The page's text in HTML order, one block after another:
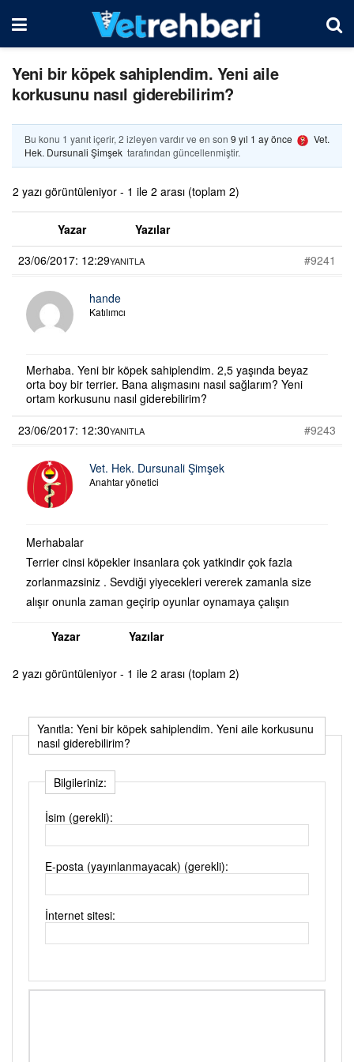
Yeni bir köpek sahiplendim. Yeni aile
korkusunu nasıl giderebilirim?
Bu konu 1 yanıt içerir, 2 izleyen vardır ve en son 9 yıl 1 ay önce
Vet.
Hek. Dursunali Şimşek tarafından güncellenmiştir.
2 yazı görüntüleniyor - 1 ile 2 arası (toplam 2)
Yazar
Yazılar
23/06/2017: 12:29
#9241
YANITLA
hande
Katılımcı
Merhaba. Yeni bir köpek sahiplendim. 2,5 yaşında beyaz
orta boy bir terrier. Bana alışmasını nasıl sağlarım? Yeni
ortam korkusunu nasıl giderebilirim?
23/06/2017: 12:30
#9243
YANITLA
Vet. Hek. Dursunali Şimşek
Anahtar yönetici
Merhabalar
Terrier cinsi köpekler insanlara çok yatkindir çok fazla
zorlanmazsiniz . Sevdiği yiyecekleri vererek zamanla size
alışır onunla zaman geçirip oyunlar oynamaya çalışın
Yazar Yazılar
2 yazı görüntüleniyor - 1 ile 2 arası (toplam 2)
Yanıtla: Yeni bir köpek sahiplendim. Yeni aile korkusunu
nasıl giderebilirim?
Bilgileriniz:
İsim (gerekli):
E-posta (yayınlanmayacak) (gerekli):
İnternet sitesi: